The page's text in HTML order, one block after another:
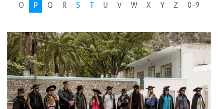
O
P Q R S T U V W X Y Z 0-9